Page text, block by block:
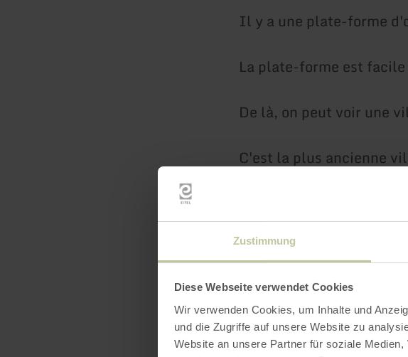
Zustimmung
Diese Webseite verwendet Cookies
Wir verwenden Cookies, um Inhalte und
und die Zugriffe auf unsere Website zu
Website an unsere Partner für soziale
Il y a une plate-forme
La plate-forme est
De là, on peut voir une
C'est la plus ancienne
A Echternach, il y a la
Et l'ancienne abbaye.
La vue est très belle.